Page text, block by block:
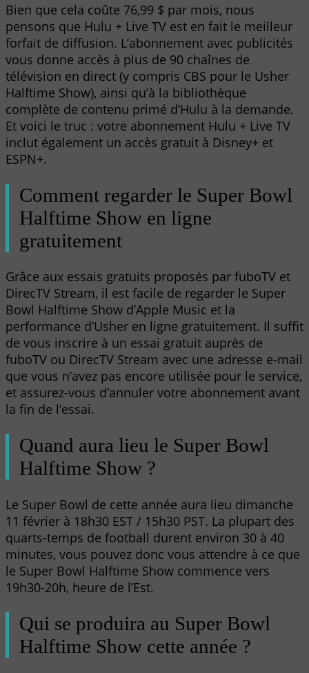
Bien que cela coûte 76,99 $ par mois, nous
pensons que Hulu + Live TV est en fait le meilleur
forfait de diffusion. L’abonnement avec publicités
vous donne accès à plus de 90 chaînes de
télévision en direct (y compris CBS pour le Usher
Halftime Show), ainsi qu’à la bibliothèque
complète de contenu primé d’Hulu à la demande.
Et voici le truc : votre abonnement Hulu + Live TV
inclut également un accès gratuit à Disney+ et
ESPN+.
Comment regarder le Super Bowl
Halftime Show en ligne
gratuitement
Grâce aux essais gratuits proposés par fuboTV et
DirecTV Stream, il est facile de regarder le Super
Bowl Halftime Show d’Apple Music et la
performance d’Usher en ligne gratuitement. Il suffit
de vous inscrire à un essai gratuit auprès de
fuboTV ou DirecTV Stream avec une adresse e-mail
que vous n’avez pas encore utilisée pour le service,
et assurez-vous d’annuler votre abonnement avant
la fin de l’essai.
Quand aura lieu le Super Bowl
Halftime Show ?
Le Super Bowl de cette année aura lieu dimanche
11 février à 18h30 EST / 15h30 PST. La plupart des
quarts-temps de football durent environ 30 à 40
minutes, vous pouvez donc vous attendre à ce que
le Super Bowl Halftime Show commence vers
19h30-20h, heure de l’Est.
Qui se produira au Super Bowl
Halftime Show cette année ?